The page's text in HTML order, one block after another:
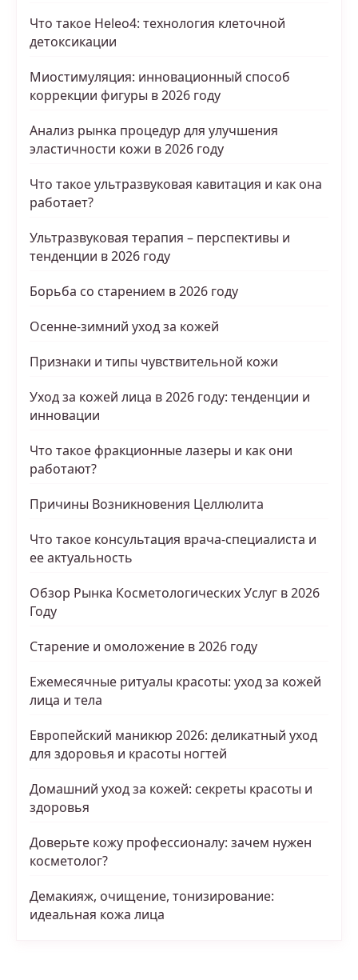
Что такое Heleo4: технология клеточной
детоксикации
Миостимуляция: инновационный способ
коррекции фигуры в 2026 году
Анализ рынка процедур для улучшения
эластичности кожи в 2026 году
Что такое ультразвуковая кавитация и как она
работает?
Ультразвуковая терапия – перспективы и
тенденции в 2026 году
Борьба со старением в 2026 году
Осенне-зимний уход за кожей
Признаки и типы чувствительной кожи
Уход за кожей лица в 2026 году: тенденции и
инновации
Что такое фракционные лазеры и как они
работают?
Причины Возникновения Целлюлита
Что такое консультация врача-специалиста и
ее актуальность
Обзор Рынка Косметологических Услуг в 2026
Году
Старение и омоложение в 2026 году
Ежемесячные ритуалы красоты: уход за кожей
лица и тела
Европейский маникюр 2026: деликатный уход
для здоровья и красоты ногтей
Домашний уход за кожей: секреты красоты и
здоровья
Доверьте кожу профессионалу: зачем нужен
косметолог?
Демакияж, очищение, тонизирование:
идеальная кожа лица